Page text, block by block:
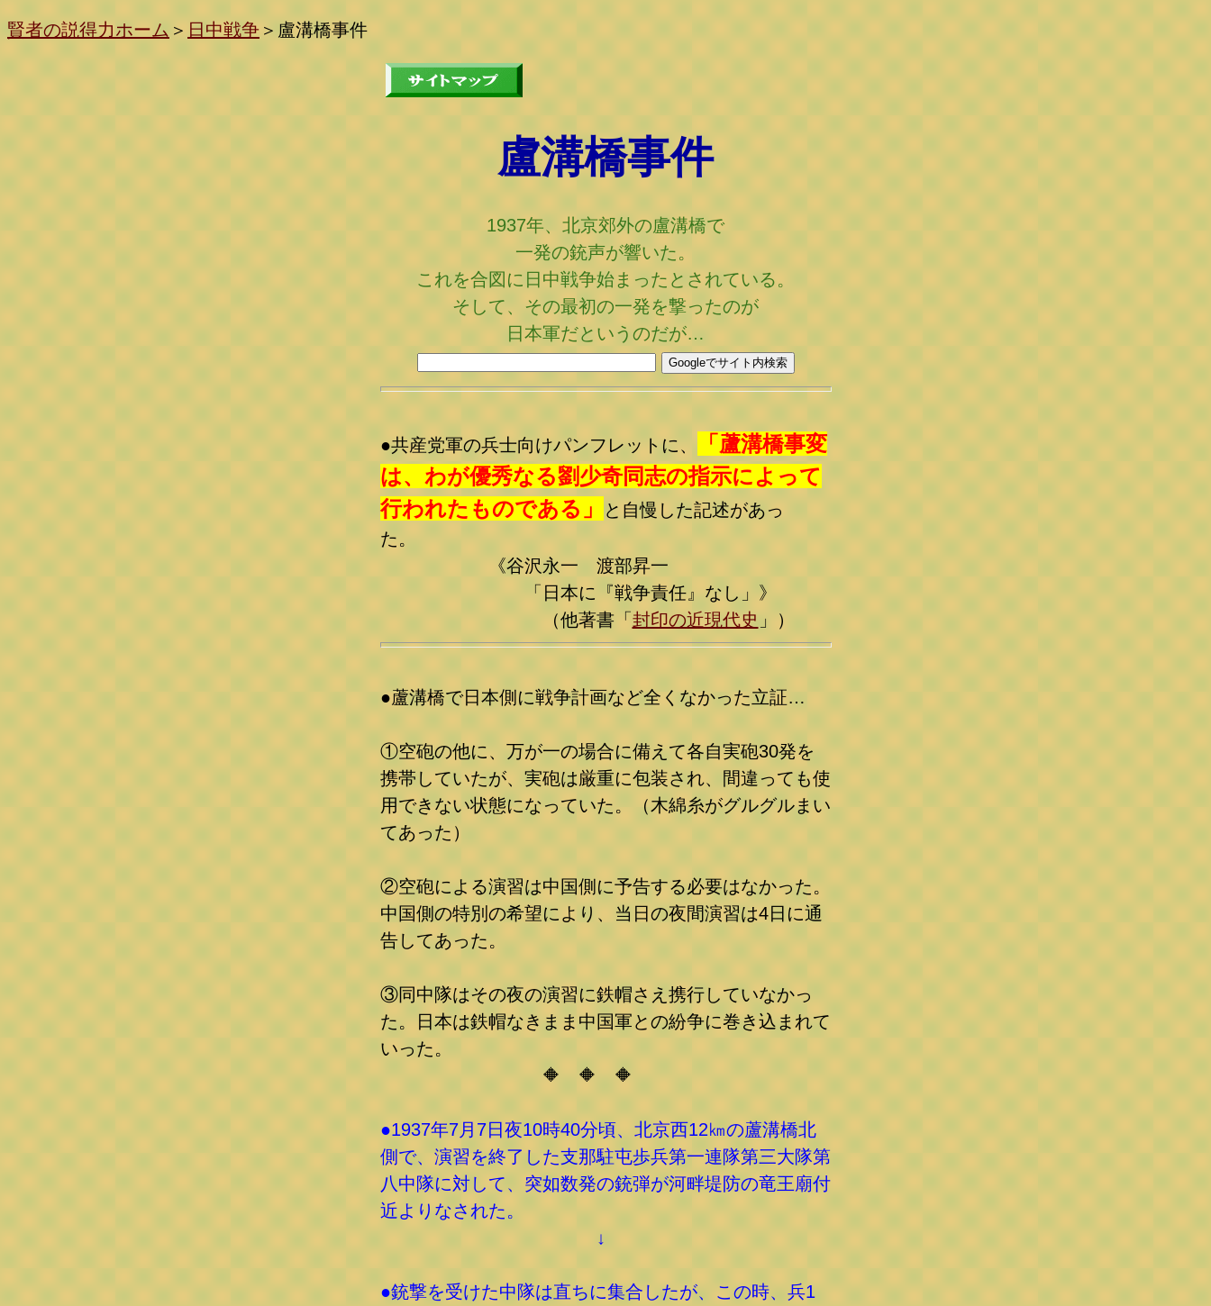
賢者の説得力ホーム ＞ 日中戦争 ＞ 盧溝橋事件
盧溝橋事件
1937年、北京郊外の盧溝橋で
一発の銃声が響いた。
これを合図に日中戦争始まったとされている。
そして、その最初の一発を撃ったのが
日本軍だというのだが…
●共産党軍の兵士向けパンフレットに、
「蘆溝橋事変
は、わが優秀なる劉少奇同志の指示によって
行われたものである」
と自慢した記述があっ
た。
《谷沢永一 渡部昇一
「日本に『戦争責任』なし 」》
（他著書「 封印の近現代史 」）
●蘆溝橋で日本側に戦争計画など全くなかった立証…
①空砲の他に、万が一の場合に備えて各自実砲30発を
携帯していたが、実砲は厳重に包装され、間違っても使
用できない状態になっていた。（木綿糸がグルグルまい
てあった）
②空砲による演習は中国側に予告する必要はなかった。
中国側の特別の希望により、当日の夜間演習は4日に通
告してあった。
③同中隊はその夜の演習に鉄帽さえ携行していなかっ
た。日本は鉄帽なきまま中国軍との紛争に巻き込まれて
いった。
🔶 🔶 🔶
●1937年7月7日夜10時40分頃、北京西12㎞の蘆溝橋北
側で、演習を終了した支那駐屯歩兵第一連隊第三大隊第
八中隊に対して、突如数発の銃弾が河畔堤防の竜王廟付
近よりなされた。
↓
●銃撃を受けた中隊は直ちに集合したが、この時、兵1